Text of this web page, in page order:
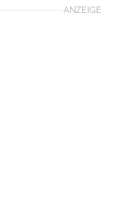
ANZEIGE